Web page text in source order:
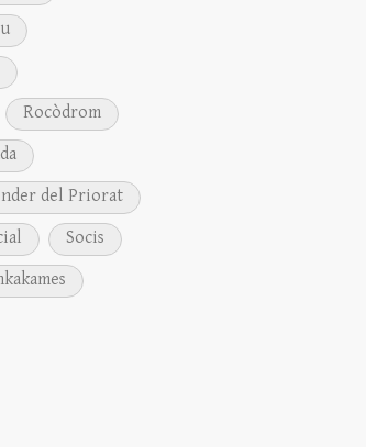
Rocòdrom
del Priorat
Socis